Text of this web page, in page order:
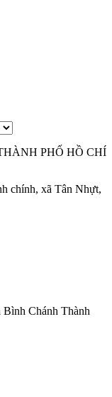
PHỐ HỒ CHÍ
chính, xã Tân Nhựt,
Chánh Thành